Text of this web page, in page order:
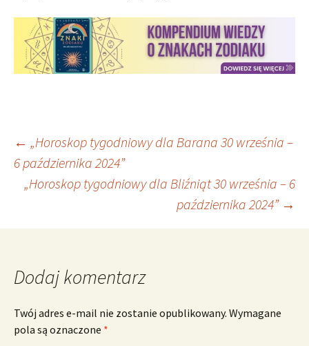
Nawigacja
wpisu
← „Horoskop tygodniowy dla Barana 30 września –
6 października 2024”
„Horoskop tygodniowy dla Bliźniąt 30 września – 6
października 2024” →
Dodaj komentarz
Twój adres e-mail nie zostanie opublikowany. Wymagane
pola są oznaczone *